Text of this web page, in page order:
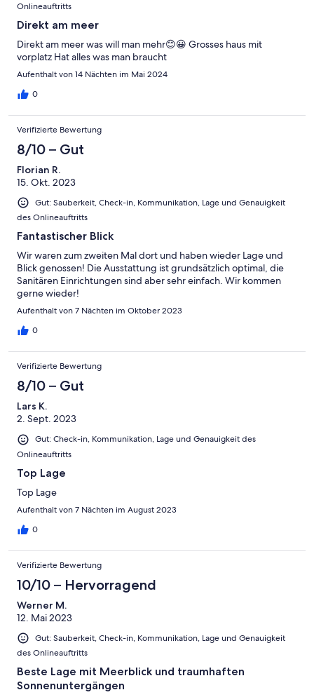
Onlineauftritts
Direkt am meer
Direkt am meer was will man mehr😊😀 Grosses haus mit
vorplatz Hat alles was man braucht
Aufenthalt von 14 Nächten im Mai 2024
0
Verifizierte Bewertung
8/10 – Gut
Florian R.
15. Okt. 2023
Gut: Sauberkeit, Check-in, Kommunikation, Lage und Genauigkeit
des Onlineauftritts
Fantastischer Blick
Wir waren zum zweiten Mal dort und haben wieder Lage und
Blick genossen! Die Ausstattung ist grundsätzlich optimal, die
Sanitären Einrichtungen sind aber sehr einfach. Wir kommen
gerne wieder!
Aufenthalt von 7 Nächten im Oktober 2023
0
Verifizierte Bewertung
8/10 – Gut
Lars K.
2. Sept. 2023
Gut: Check-in, Kommunikation, Lage und Genauigkeit des
Onlineauftritts
Top Lage
Top Lage
Aufenthalt von 7 Nächten im August 2023
0
Verifizierte Bewertung
10/10 – Hervorragend
Werner M.
12. Mai 2023
Gut: Sauberkeit, Check-in, Kommunikation, Lage und Genauigkeit
des Onlineauftritts
Beste Lage mit Meerblick und traumhaften
Sonnenuntergängen